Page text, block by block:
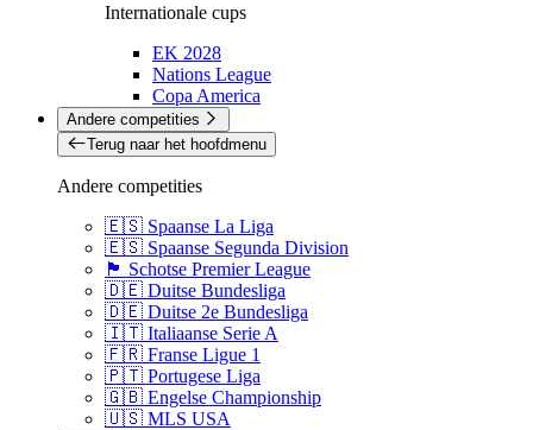
Internationale cups
EK 2028
Nations League
Copa America
Andere competities
Terug naar het hoofdmenu
Andere competities
🇪🇸 Spaanse La Liga
🇪🇸 Spaanse Segunda Division
🏴󠁧󠁢󠁳󠁣󠁴󠁿 Schotse Premier League
🇩🇪 Duitse Bundesliga
🇩🇪 Duitse 2e Bundesliga
🇮🇹 Italiaanse Serie A
🇫🇷 Franse Ligue 1
🇵🇹 Portugese Liga
🇬🇧 Engelse Championship
🇺🇸 MLS USA